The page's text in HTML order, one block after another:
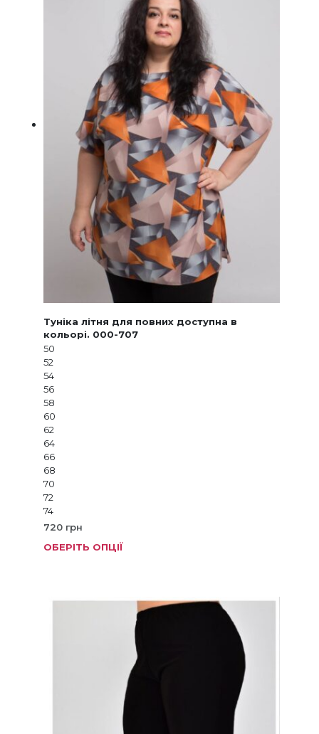
Туніка літня для повних доступна в
кольорі. 000-707
50
52
54
56
58
60
62
64
66
68
70
72
74
720 грн
ОБЕРІТЬ ОПЦІЇ